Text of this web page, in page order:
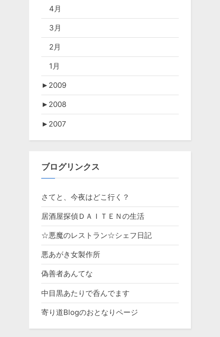
4月
3月
2月
1月
► 2009
► 2008
► 2007
ブログリンクス
さてと、今夜はどこ行く？
居酒屋探偵ＤＡＩＴＥＮの生活
☆悪魔のレストラン☆シェフ日記
悪あがき女製作所
偽善者あんてな
中目黒あたりで呑んでます
寄り道Blogのおとなりページ